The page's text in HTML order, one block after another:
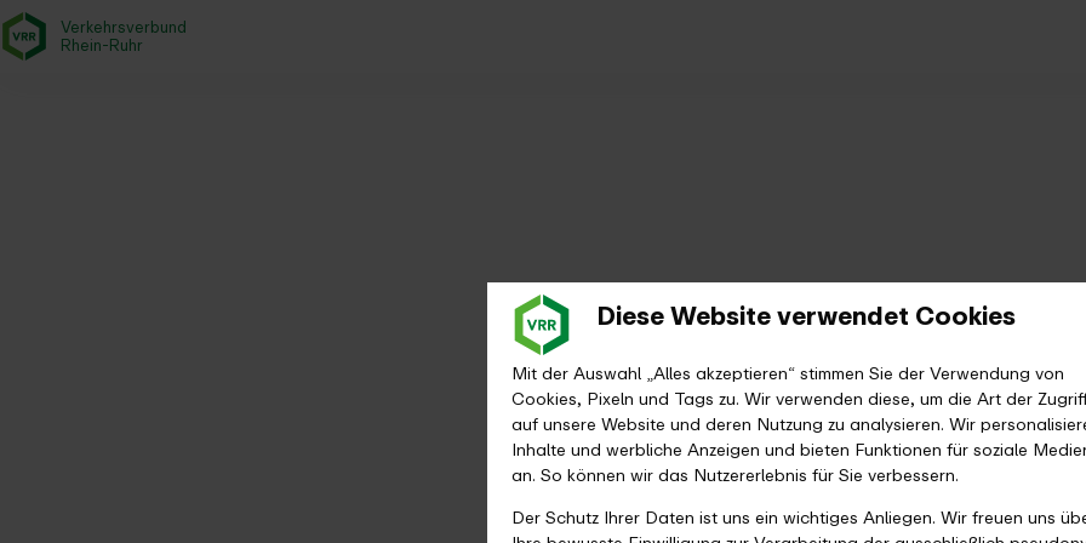
Diese Website verwendet Cookies
Mit der Auswahl „Alles akzeptieren“ stimmen Sie der Verwendung von
Cookies, Pixeln und Tags zu. Wir verwenden diese, um die Art der
auf unsere Website und deren Nutzung zu analysieren. Wir
Inhalte und werbliche Anzeigen und bieten Funktionen für soziale
an. So können wir das Nutzererlebnis für Sie verbessern.
Der Schutz Ihrer Daten ist uns ein wichtiges Anliegen. Wir freuen uns
Verkehrsverbund
Rhein-Ruhr